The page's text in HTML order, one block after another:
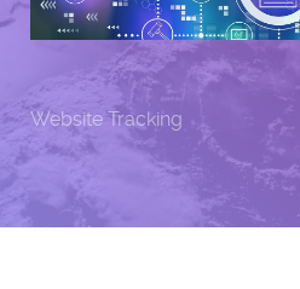
Website Tracking